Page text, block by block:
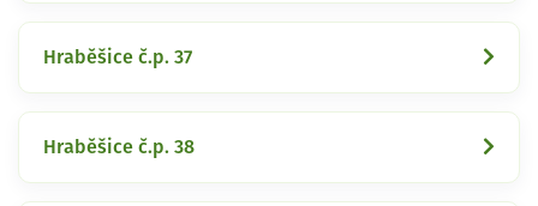
Hraběšice č.p. 37
Hraběšice č.p. 38